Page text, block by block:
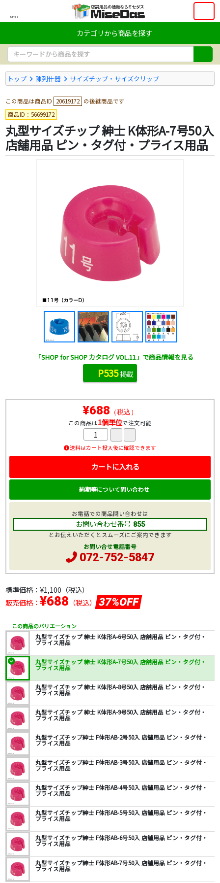
MENU
カテゴリから商品を探す
トップ 陳列什器 サイズチップ・サイズクリップ
この商品は商品ID 20619172 の後継商品です
商品ID：56699172
丸型サイズチップ 紳士 K体形A-7号50入
店舗用品 ピン・タグ付・プライス用品
標準価格： ¥1,100 （税込）
販売価格： ¥688 （税込） 37%OFF
この商品のバリエーション
丸型サイズチップ 紳士 K体形A-6号50入 店舗用品 ピン・タグ付・
プライス用品
丸型サイズチップ 紳士 K体形A-7号50入 店舗用品 ピン・タグ付・
プライス用品
丸型サイズチップ 紳士 K体形A-8号50入 店舗用品 ピン・タグ付・
プライス用品
丸型サイズチップ 紳士 K体形A-9号50入 店舗用品 ピン・タグ付・
プライス用品
丸型サイズチップ紳士 F体形AB-2号50入 店舗用品 ピン・タグ付・
プライス用品
丸型サイズチップ紳士 F体形AB-3号50入 店舗用品 ピン・タグ付・
プライス用品
丸型サイズチップ紳士 F体形AB-4号50入 店舗用品 ピン・タグ付・
プライス用品
丸型サイズチップ紳士 F体形AB-5号50入 店舗用品 ピン・タグ付・
プライス用品
丸型サイズチップ紳士 F体形AB-6号50入 店舗用品 ピン・タグ付・
プライス用品
丸型サイズチップ紳士 F体形AB-7号50入 店舗用品 ピン・タグ付・
プライス用品
¥688 （税込）
この商品は1個単位で注文可能
送料はカート投入後に確認できます
カートに入れる
納期等について問い合わせ
お電話での商品問い合わせは
お問い合わせ番号 855
とお伝えいただくとスムーズにご案内できます
お問い合せ電話番号
072-752-5847
「SHOP for SHOP カタログ VOL.11」で商品情報を見る
P535掲載